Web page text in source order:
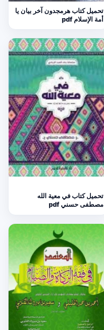
تحميل كتاب هرمجدون آخر بيان يا
أمة الإسلام pdf
تحميل كتاب في معية الله
مصطفى حسني pdf